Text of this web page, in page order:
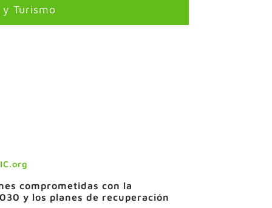
Turismo
comprometidas con la
y los planes de recuperación